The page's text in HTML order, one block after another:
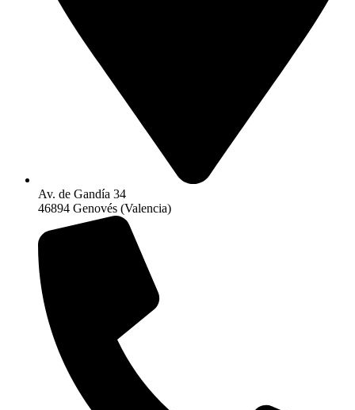
Av. de Gandía 34
46894 Genovés (Valencia)